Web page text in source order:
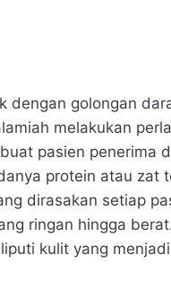
dengan golongan
melakukan
pasien penerima
protein atau zat
dirasakan setiap
ringan hingga
kulit yang